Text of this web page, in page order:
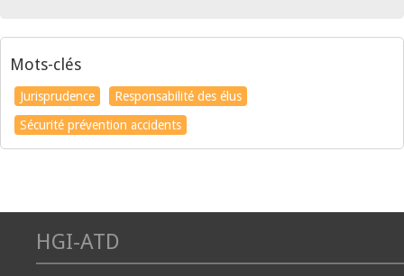
Mots-clés
Jurisprudence
Responsabilité des élus
Sécurité prévention accidents
HGI-ATD